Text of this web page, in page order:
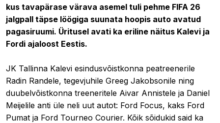
kus tavapärase värava asemel tuli pehme FIFA 26
jalgpall täpse löögiga suunata hoopis auto avatud
pagasiruumi. Üritusel avati ka eriline näitus Kalevi ja
Fordi ajaloost Eestis.
JK Tallinna Kalevi esindusvõistkonna peatreenerile
Radin Randele, tegevjuhile Greeg Jakobsonile ning
duubelvõistkonna treeneritele Aivar Annistele ja Daniel
Meijelile anti üle neli uut autot: Ford Focus, kaks Ford
Pumat ja Ford Tourneo Courier. Kõik sõidukid said ka